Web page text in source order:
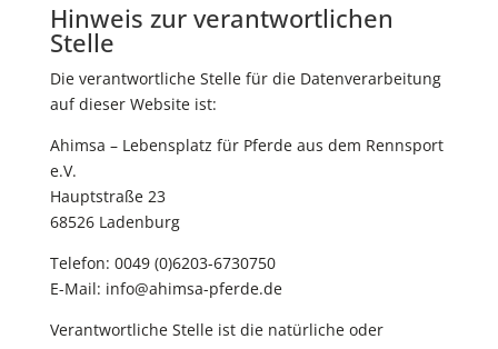
Hinweis zur verantwortlichen
Stelle
Die verantwortliche Stelle für die Datenverarbeitung
auf dieser Website ist:
Ahimsa – Lebensplatz für Pferde aus dem Rennsport
e.V.
Hauptstraße 23
68526 Ladenburg
Telefon: 0049 (0)6203-6730750
E-Mail: info@ahimsa-pferde.de
Verantwortliche Stelle ist die natürliche oder